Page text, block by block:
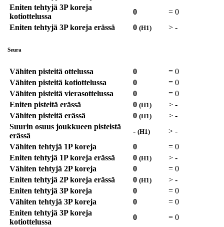
Eniten tehtyjä 3P koreja
kotiottelussa
0 = 0
Eniten tehtyjä 3P koreja erässä
0 (H1) > -
Seura
Vähiten pisteitä ottelussa 0 = 0
Vähiten pisteitä kotiottelussa
0 = 0
Vähiten pisteitä vierasottelussa
0 = 0
Eniten pisteitä erässä
0 (H1) > -
Vähiten pisteitä erässä
0 (H1) > -
Suurin osuus joukkueen pisteistä
erässä
- (H1) > -
Vähiten tehtyjä 1P koreja
0 = 0
Eniten tehtyjä 1P koreja erässä
0 (H1) > -
Vähiten tehtyjä 2P koreja
0 = 0
Eniten tehtyjä 2P koreja erässä
0 (H1) > -
Eniten tehtyjä 3P koreja
0 = 0
Vähiten tehtyjä 3P koreja
0 = 0
Eniten tehtyjä 3P koreja
kotiottelussa
0 = 0